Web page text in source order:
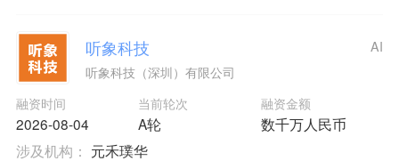
听象科技
听象科技（深圳）有限公司
融资时间
2026-08-04
当前轮次
A轮
融资金额
数千万人民币
AI
涉及机构： 元禾璞华